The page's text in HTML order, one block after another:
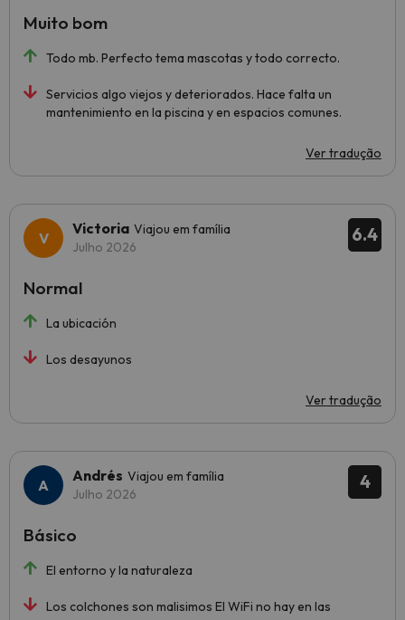
Todo mb. Perfecto tema mascotas y todo correcto.
Servicios algo viejos y deteriorados. Hace falta un
mantenimiento en la piscina y en espacios comunes.
Ver tradução
Muito bom
6.4
Victoria Viajou em família
Julho 2026
La ubicación
Los desayunos
Ver tradução
Normal
4
Andrés Viajou em família
Julho 2026
El entorno y la naturaleza
Los colchones son malisimos El WiFi no hay en las
Básico